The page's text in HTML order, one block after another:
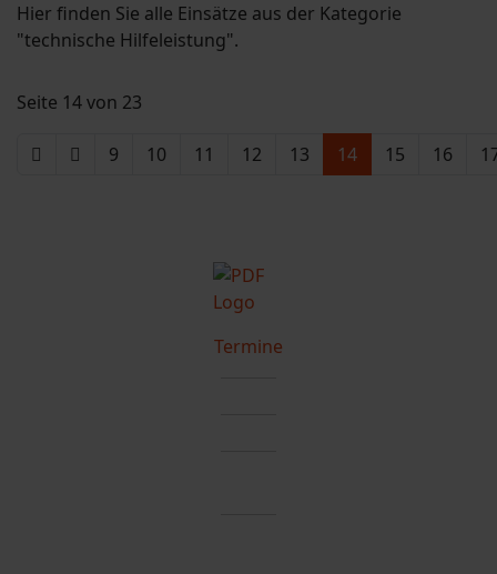
Hier finden Sie alle Einsätze aus der Kategorie
"technische Hilfeleistung".
Seite 14 von 23
9 10 11 12 13 14 15 16
Termine